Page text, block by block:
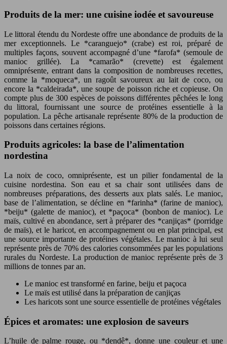
Produits de la mer: une cuisine iodée et savoureuse
Le littoral étendu du Nordeste offre une abondance de produits de la
mer exceptionnels. Le *caranguejo* (crabe) est roi, préparé de
multiples façons, souvent accompagné d’une *farofa* (semoule de
manioc grillée). La *camarão* (crevette) est également
omniprésente, entrant dans la composition de nombreuses recettes,
comme la *moqueca*, un ragoût savoureux au lait de coco, ou
encore la *caldeirada*, une soupe de poisson riche et copieuse. On
compte plus de 300 espèces de poissons différentes pêchées le long
du littoral, fournissant une source de protéines essentielle à la
population. La pêche artisanale représente 80% de la production de
poissons dans certaines régions.
Produits agricoles: la base de l’alimentation
nordestina
La noix de coco, omniprésente, est un pilier fondamental de la
cuisine nordestina. Son eau et sa chair sont utilisées dans de
nombreuses préparations, des desserts aux plats salés. Le manioc,
base de l’alimentation, se décline en *farinha* (farine de manioc),
*beiju* (galette de manioc), et *paçoca* (bonbon de manioc). Le
maïs, cultivé en abondance, sert à préparer des *canjiças* (porridge
de maïs), et le haricot, en accompagnement ou en plat principal, est
une source importante de protéines végétales. Le manioc à lui seul
représente près de 70% des calories consommées par les populations
rurales du Nordeste. La production de manioc représente près de 3
millions de tonnes par an.
Le manioc est transformé en farine, beiju et paçoca
Le maïs est utilisé dans la préparation de canjiças
Les haricots sont une source essentielle de protéines végétales
Épices et aromates: une explosion de saveurs
L’huile de palme rouge, ou *dendê*, donne une couleur et une